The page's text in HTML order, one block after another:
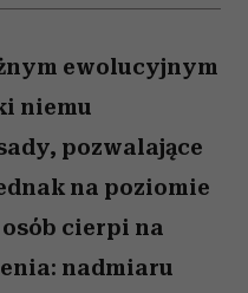
ewolucyjnym
niemu
pozwalające
na poziomie
cierpi na
nadmiaru